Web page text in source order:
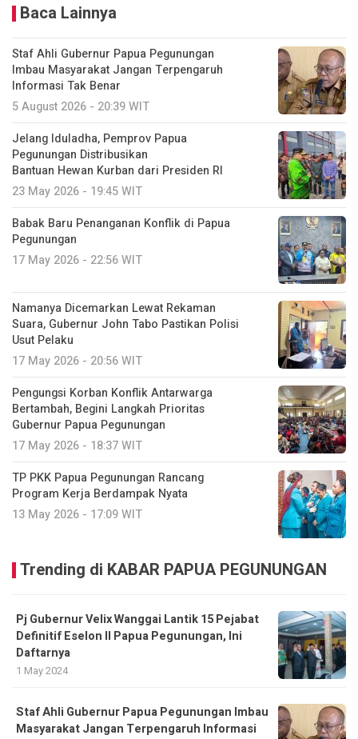
Baca Lainnya
Staf Ahli Gubernur Papua Pegunungan
Imbau Masyarakat Jangan Terpengaruh
Informasi Tak Benar
5 August 2026 - 20:39 WIT
Jelang Iduladha, Pemprov Papua
Pegunungan Distribusikan
Bantuan Hewan Kurban dari Presiden RI
23 May 2026 - 19:45 WIT
Babak Baru Penanganan Konflik di Papua
Pegunungan
17 May 2026 - 22:56 WIT
Namanya Dicemarkan Lewat Rekaman
Suara, Gubernur John Tabo Pastikan Polisi
Usut Pelaku
17 May 2026 - 20:56 WIT
Pengungsi Korban Konflik Antarwarga
Bertambah, Begini Langkah Prioritas
Gubernur Papua Pegunungan
17 May 2026 - 18:37 WIT
TP PKK Papua Pegunungan Rancang
Program Kerja Berdampak Nyata
13 May 2026 - 17:09 WIT
Trending di KABAR PAPUA PEGUNUNGAN
Pj Gubernur Velix Wanggai Lantik 15 Pejabat
Definitif Eselon II Papua Pegunungan, Ini
Daftarnya
1 May 2024
Staf Ahli Gubernur Papua Pegunungan Imbau
Masyarakat Jangan Terpengaruh Informasi